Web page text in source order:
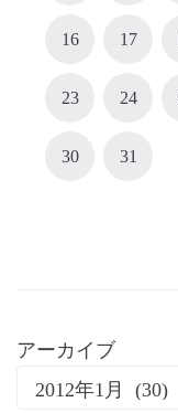
16 17
23 24
30 31
アーカイブ